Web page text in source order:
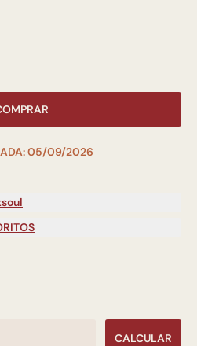
05/09/2026
CALCULAR